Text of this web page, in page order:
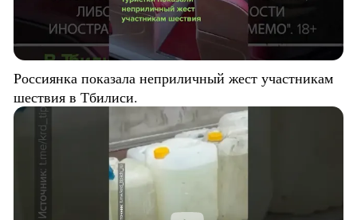
Россиянка показала неприличный жест участникам
шествия в Тбилиси.